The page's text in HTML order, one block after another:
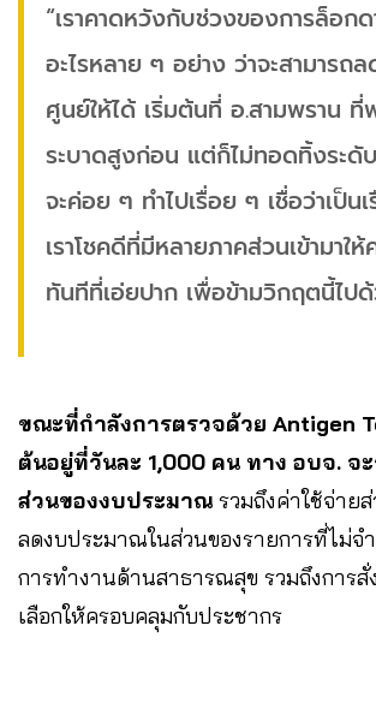
“เราคาดหวังกับช่วงของการล็อก
อะไรหลาย ๆ อย่าง ว่าจะสามารถ
ศูนย์ให้ได้ เริ่มต้นที่ อ.สามพราน
ระบาดสูงก่อน แต่ก็ไม่ทอดทิ้งระดั
จะค่อย ๆ ทำไปเรื่อย ๆ เชื่อว่าเป็น
เราโชคดีที่มีหลายภาคส่วนเข้ามาใ
ทันทีที่เอ่ยปาก เพื่อข้ามวิกฤตนี้ไป
ขณะที่กำลังการตรวจด้วย Antigen
ต้นอยู่ที่วันละ 1,000 คน ทาง อบจ. จ
ส่วนของงบประมาณ รวมถึงค่าใช้จ่าย
ลดงบประมาณในส่วนของรายการที่ไม่จ
การทำงานด้านสาธารณสุข รวมถึงการสั่
เลือกให้ครอบคลุมกับประชากร